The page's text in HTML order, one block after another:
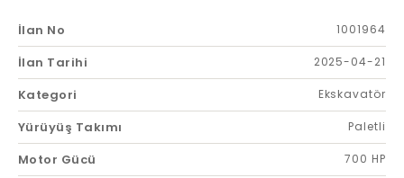
İlan No 1001964
İlan Tarihi 2025-04-21
Kategori Ekskavatör
Yürüyüş Takımı Paletli
Motor Gücü 700 HP